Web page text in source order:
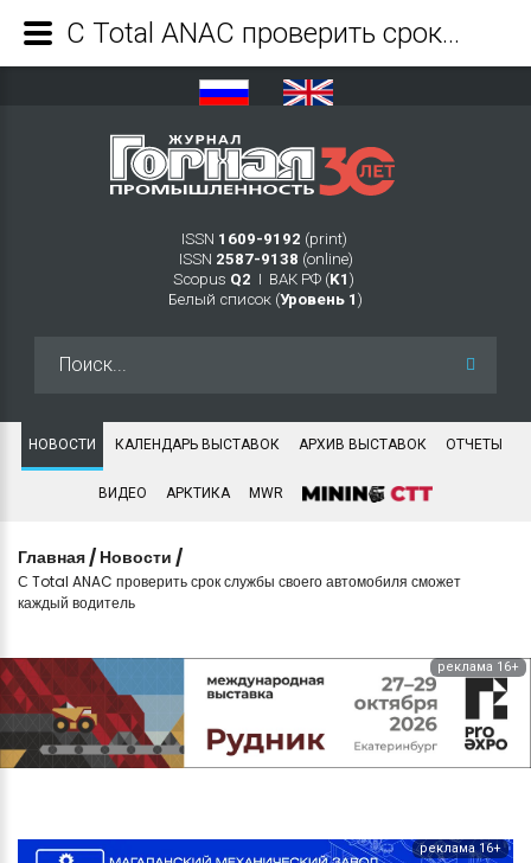
ISSN 1609-9192 (print)
ISSN 2587-9138 (online)
Scopus Q2 Ι ВАК РФ (K1 )
Белый список (Уровень 1 )
НОВОСТИ КАЛЕНДАРЬ ВЫСТАВОК АРХИВ ВЫСТАВОК ОТЧЕТЫ
ВИДЕО АРКТИКА MWR
Главная / Новости /
С Total ANAC проверить срок службы своего автомобиля сможет
каждый водитель
реклама 16+
реклама 16+
С Total ANAC проверить срок службы своего автомобиля сможет каждый водитель - Журнал Горная промышленность